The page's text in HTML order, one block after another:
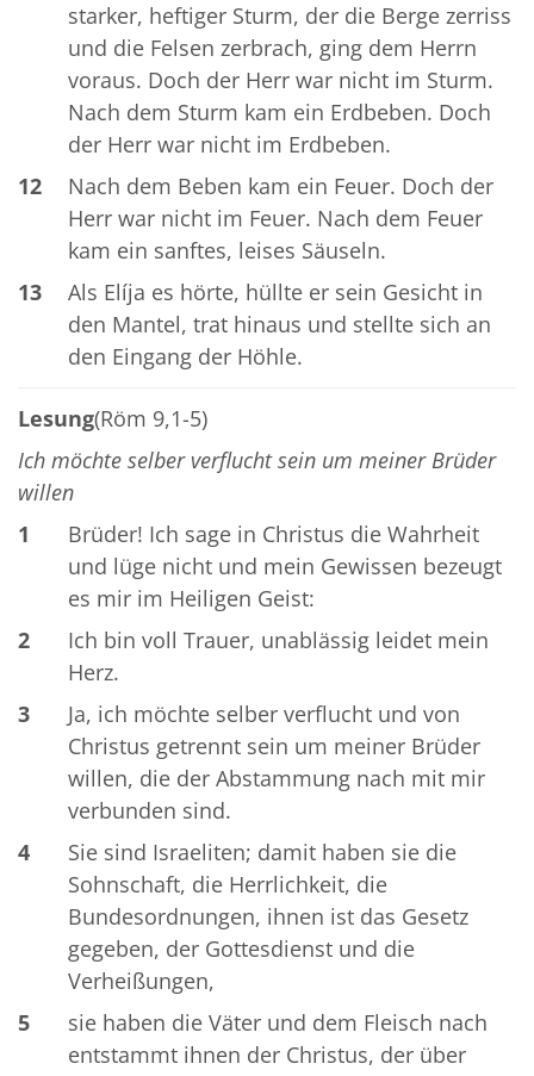
starker, heftiger Sturm, der die Berge zerriss
und die Felsen zerbrach, ging dem Herrn
voraus. Doch der Herr war nicht im Sturm.
Nach dem Sturm kam ein Erdbeben. Doch
der Herr war nicht im Erdbeben.
12
Nach dem Beben kam ein Feuer. Doch der
Herr war nicht im Feuer. Nach dem Feuer
kam ein sanftes, leises Säuseln.
13
Als Elíja es hörte, hüllte er sein Gesicht in
den Mantel, trat hinaus und stellte sich an
den Eingang der Höhle.
Lesung(Röm 9,1-5)
Ich möchte selber verflucht sein um meiner Brüder
willen
1
Brüder! Ich sage in Christus die Wahrheit
und lüge nicht und mein Gewissen bezeugt
es mir im Heiligen Geist:
2
Ich bin voll Trauer, unablässig leidet mein
Herz.
3
Ja, ich möchte selber verflucht und von
Christus getrennt sein um meiner Brüder
willen, die der Abstammung nach mit mir
verbunden sind.
4
Sie sind Israeliten; damit haben sie die
Sohnschaft, die Herrlichkeit, die
Bundesordnungen, ihnen ist das Gesetz
gegeben, der Gottesdienst und die
Verheißungen,
5
sie haben die Väter und dem Fleisch nach
entstammt ihnen der Christus, der über